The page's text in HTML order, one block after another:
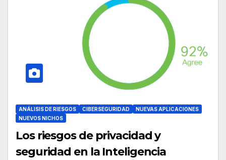
ANÁLISIS DE RIESGOS CIBERSEGURIDAD
NUEVAS APLICACIONES
NUEVOS NICHOS
Los riesgos de privacidad y
seguridad en la Inteligencia